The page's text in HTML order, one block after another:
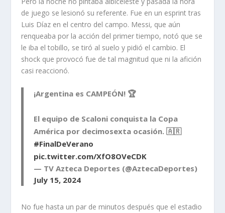
de juego se lesionó su referente. Fue en un esprint tras
Luis Díaz en el centro del campo. Messi, que aún
renqueaba por la acción del primer tiempo, notó que se
le iba el tobillo, se tiró al suelo y pidió el cambio. El
shock que provocó fue de tal magnitud que ni la afición
casi reaccionó.
¡Argentina es CAMPEÓN! 🏆
El equipo de Scaloni conquista la Copa
América por decimosexta ocasión. 🇦🇷
#FinalDeVerano
pic.twitter.com/XfO8OVeCDK
— TV Azteca Deportes (@AztecaDeportes)
July 15, 2024
No fue hasta un par de minutos después que el estadio